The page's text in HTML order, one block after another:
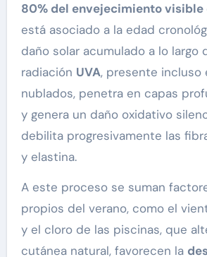
80% del envejecimiento visible
está asociado a la edad
daño solar acumulado a lo largo
radiación UVA, presente incluso
nublados, penetra en capas
y genera un daño oxidativo
debilita progresivamente las
y elastina.
A este proceso se suman
propios del verano, como el
y el cloro de las piscinas, que
cutánea natural, favorecen la